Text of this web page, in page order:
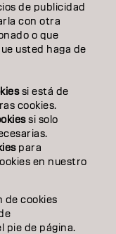
de cookies
de publicidad
con otra
o que
usted haga de
si está de
cookies.
si solo
para
en nuestro
de cookies
pie de página.